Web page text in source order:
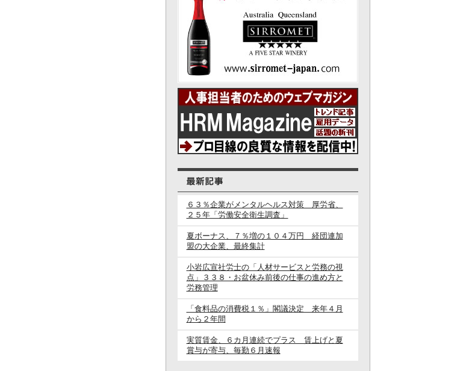
６３％企業がメンタルヘルス対策 厚労省、
２５年「労働安全衛生調査」
夏ボーナス、７％増の１０４万円 経団連加
盟の大企業、最終集計
小岩広宣社労士の「人材サービスと労務の視
点」３３８・お盆休み前後の仕事の進め方と
労務管理
「食料品の消費税１％」閣議決定 来年４月
から２年間
実質賃金、６カ月連続でプラス 賃上げと夏
賞与が寄与、毎勤６月速報